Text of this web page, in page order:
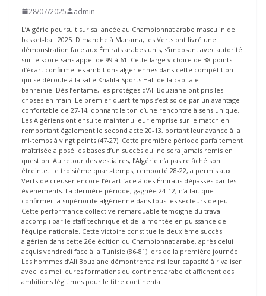
28/07/2025 admin
L’Algérie poursuit sur sa lancée au Championnat arabe masculin de
basket-ball 2025. Dimanche à Manama, les Verts ont livré une
démonstration face aux Émirats arabes unis, s’imposant avec autorité
sur le score sans appel de 99 à 61. Cette large victoire de 38 points
d’écart confirme les ambitions algériennes dans cette compétition
qui se déroule à la salle Khalifa Sports Hall de la capitale
bahreïnie. Dès l’entame, les protégés d’Ali Bouziane ont pris les
choses en main. Le premier quart-temps s’est soldé par un avantage
confortable de 27-14, donnant le ton d’une rencontre à sens unique.
Les Algériens ont ensuite maintenu leur emprise sur le match en
remportant également le second acte 20-13, portant leur avance à la
mi-temps à vingt points (47-27). Cette première période parfaitement
maîtrisée a posé les bases d’un succès qui ne sera jamais remis en
question. Au retour des vestiaires, l’Algérie n’a pas relâché son
étreinte. Le troisième quart-temps, remporté 28-22, a permis aux
Verts de creuser encore l’écart face à des Émiratis dépassés par les
événements. La dernière période, gagnée 24-12, n’a fait que
confirmer la supériorité algérienne dans tous les secteurs de jeu.
Cette performance collective remarquable témoigne du travail
accompli par le staff technique et de la montée en puissance de
l’équipe nationale. Cette victoire constitue le deuxième succès
algérien dans cette 26e édition du Championnat arabe, après celui
acquis vendredi face à la Tunisie (86-81) lors de la première journée.
Les hommes d’Ali Bouziane démontrent ainsi leur capacité à rivaliser
avec les meilleures formations du continent arabe et affichent des
ambitions légitimes pour le titre continental.